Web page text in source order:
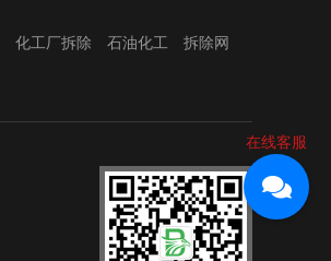
化工厂拆除 石油化工 拆除网
在线客服